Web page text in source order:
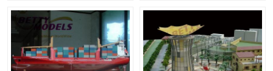
comerciales, ya que los
espectadores pueden
comprender el concepto de
diseño, la estructura y la
función, etc., del edificio